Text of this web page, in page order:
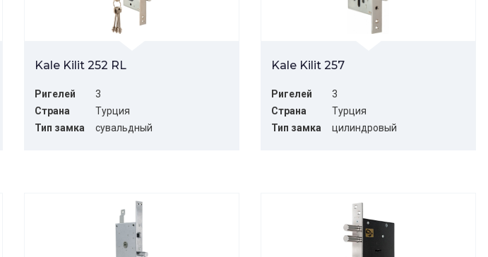
Kale Kilit 252 RL
Ригелей
3
Страна
Турция
Тип замка
сувальдный
Kale Kilit 257
Ригелей
3
Страна
Турция
Тип замка
цилиндровый